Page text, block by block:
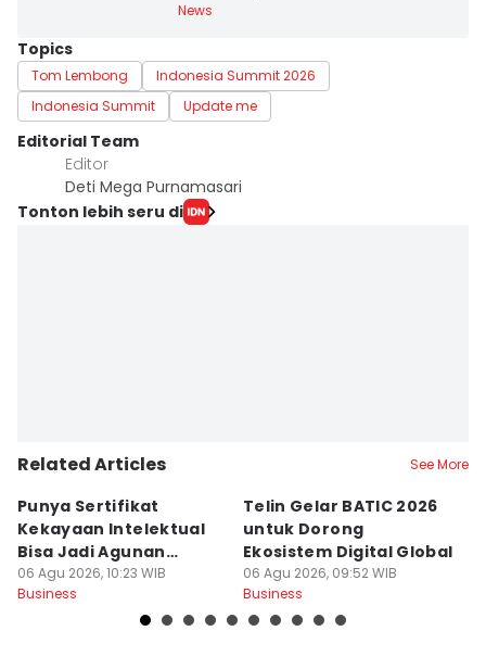
News
Topics
Tom Lembong
Indonesia Summit 2026
Indonesia Summit
Update me
Editorial Team
Editor
Deti Mega Purnamasari
Tonton lebih seru di
Related Articles See More
Punya Sertifikat
Kekayaan Intelektual
Bisa Jadi Agunan
Tambahan KUR
06 Agu 2026, 10:23 WIB
Business
Telin Gelar BATIC 2026
untuk Dorong
Ekosistem Digital Global
06 Agu 2026, 09:52 WIB
Business